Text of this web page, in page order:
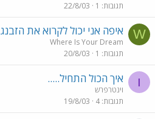
תגובות 1
22/8/03
W איפה אני יכול לקרוא את הזבנג
Where Is Your Dream
תגובות 1
20/8/03
ו איך הכול התחיל.....
וינטרפרש
תגובות 4
19/8/03